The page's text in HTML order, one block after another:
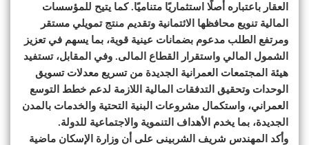
العقار باعتباره أصلًا استثماريًا متناميًا. كما يتيح للمؤسسات
المالية تنويع محافظها الائتمانية وتقديم منتج تمويلي مستقر
ومرتفع الطلب مدعوم بضمانات عينية قوية، بما يسهم في تعزيز
الشمول المالي واستقرار القطاع المالى. وفي المقابل، تستفيد
هيئة المجتمعات العمرانية الجديدة من تسريع معدلات تسويق
الوحدات وتحقيق التدفقات المالية اللازمة لدعم خطط التوسع
العمراني، واستكمال مشروعات البنية التحتية والخدمات بالمدن
الجديدة، بما يخدم الأهداف التنموية والاجتماعية للدولة.
وأكد المهندس شريف الشربينى على أن وزارة الإسكان ماضية